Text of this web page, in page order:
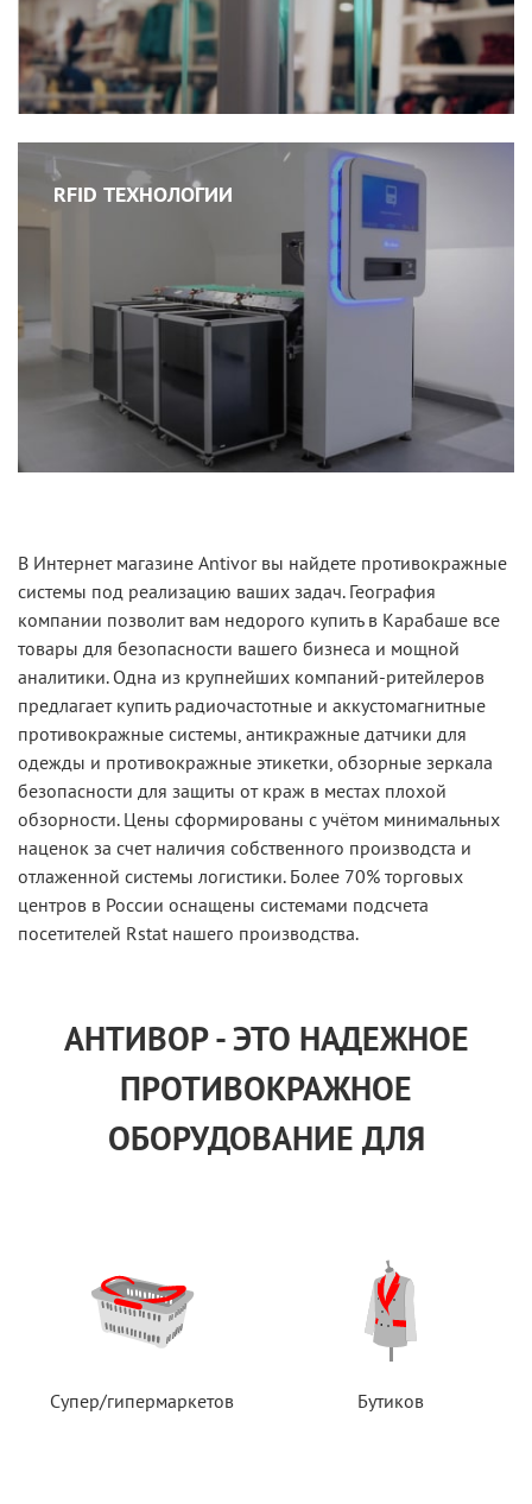
RFID ТЕХНОЛОГИИ
В Интернет магазине Antivor вы найдете противокражные
системы под реализацию ваших задач. География
компании позволит вам недорого купить в Карабаше все
товары для безопасности вашего бизнеса и мощной
аналитики. Одна из крупнейших компаний-ритейлеров
предлагает купить радиочастотные и аккустомагнитные
противокражные системы, антикражные датчики для
одежды и противокражные этикетки, обзорные зеркала
безопасности для защиты от краж в местах плохой
обзорности. Цены сформированы с учётом минимальных
наценок за счет наличия собственного производста и
отлаженной системы логистики. Более 70% торговых
центров в России оснащены системами подсчета
посетителей Rstat нашего производства.
АНТИВОР - ЭТО НАДЕЖНОЕ
ПРОТИВОКРАЖНОЕ
ОБОРУДОВАНИЕ ДЛЯ
Супер/гипермаркетов Бутиков